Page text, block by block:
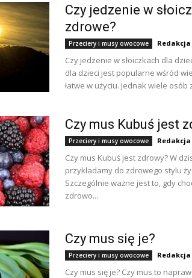
Czy jedzenie w
zdrowe?
Przeciery i musy owocowe Redakcja
Czy jedzenie w słoiczkach dla
dla dzieci jest popularne wśród
łatwe w użyciu. Jednak wiele
Czy mus Kubuś jest
Przeciery i musy owocowe Redakcja
Czy mus Kubuś jest zdrowy? W
przykładamy do zdrowego stylu
Szczególnie ważne jest to, gdy
zdrowo...
Czy mus się je?
Przeciery i musy owocowe Redakcja
Czy mus się je? Czy mus to